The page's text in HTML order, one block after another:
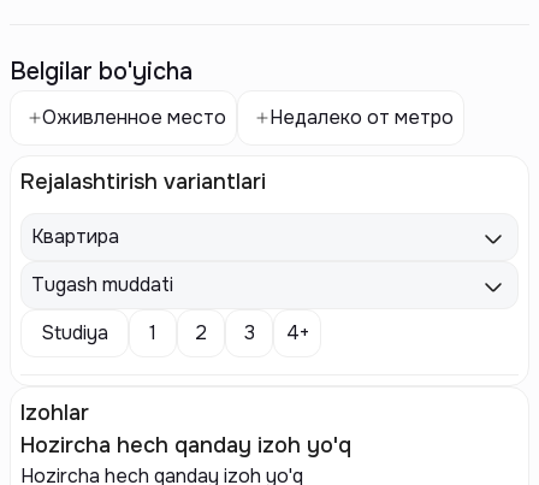
Belgilar bo'yicha
Оживленное место Недалеко от метро
Rejalashtirish variantlari
Квартира
Tugash muddati
Studiya
1 2 3 4+
Izohlar
Hozircha hech qanday izoh yo'q
Hozircha hech qanday izoh yo'q